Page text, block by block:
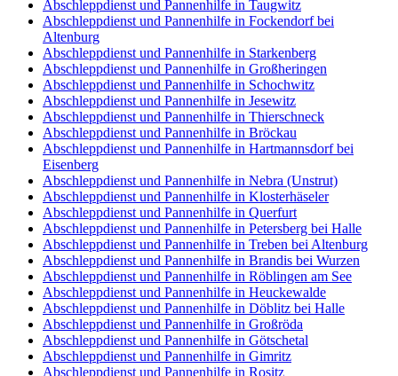
Abschleppdienst und Pannenhilfe in Taugwitz
Abschleppdienst und Pannenhilfe in Fockendorf bei
Altenburg
Abschleppdienst und Pannenhilfe in Starkenberg
Abschleppdienst und Pannenhilfe in Großheringen
Abschleppdienst und Pannenhilfe in Schochwitz
Abschleppdienst und Pannenhilfe in Jesewitz
Abschleppdienst und Pannenhilfe in Thierschneck
Abschleppdienst und Pannenhilfe in Bröckau
Abschleppdienst und Pannenhilfe in Hartmannsdorf bei
Eisenberg
Abschleppdienst und Pannenhilfe in Nebra (Unstrut)
Abschleppdienst und Pannenhilfe in Klosterhäseler
Abschleppdienst und Pannenhilfe in Querfurt
Abschleppdienst und Pannenhilfe in Petersberg bei Halle
Abschleppdienst und Pannenhilfe in Treben bei Altenburg
Abschleppdienst und Pannenhilfe in Brandis bei Wurzen
Abschleppdienst und Pannenhilfe in Röblingen am See
Abschleppdienst und Pannenhilfe in Heuckewalde
Abschleppdienst und Pannenhilfe in Döblitz bei Halle
Abschleppdienst und Pannenhilfe in Großröda
Abschleppdienst und Pannenhilfe in Götschetal
Abschleppdienst und Pannenhilfe in Gimritz
Abschleppdienst und Pannenhilfe in Rositz